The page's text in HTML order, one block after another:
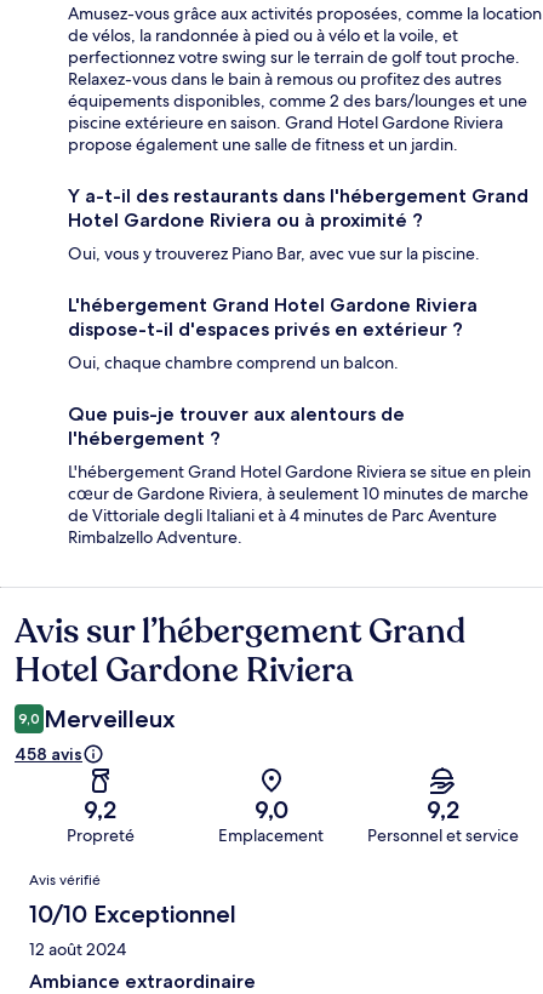
Amusez-vous grâce aux activités proposées, comme la location
de vélos, la randonnée à pied ou à vélo et la voile, et
perfectionnez votre swing sur le terrain de golf tout proche.
Relaxez-vous dans le bain à remous ou profitez des autres
équipements disponibles, comme 2 des bars/lounges et une
piscine extérieure en saison. Grand Hotel Gardone Riviera
propose également une salle de fitness et un jardin.
Y a-t-il des restaurants dans l'hébergement Grand
Hotel Gardone Riviera ou à proximité ?
Oui, vous y trouverez Piano Bar, avec vue sur la piscine.
L'hébergement Grand Hotel Gardone Riviera
dispose-t-il d'espaces privés en extérieur ?
Oui, chaque chambre comprend un balcon.
Que puis-je trouver aux alentours de
l'hébergement ?
L'hébergement Grand Hotel Gardone Riviera se situe en plein
cœur de Gardone Riviera, à seulement 10 minutes de marche
de Vittoriale degli Italiani et à 4 minutes de Parc Aventure
Rimbalzello Adventure.
Avis
Avis sur l’hébergement Grand
Hotel Gardone Riviera
9,0 Merveilleux
458 avis
9,2
Propreté
9,0
Emplacement
9,2
Personnel et service
Avis
Avis vérifié
10/10 Exceptionnel
12 août 2024
Ambiance extraordinaire